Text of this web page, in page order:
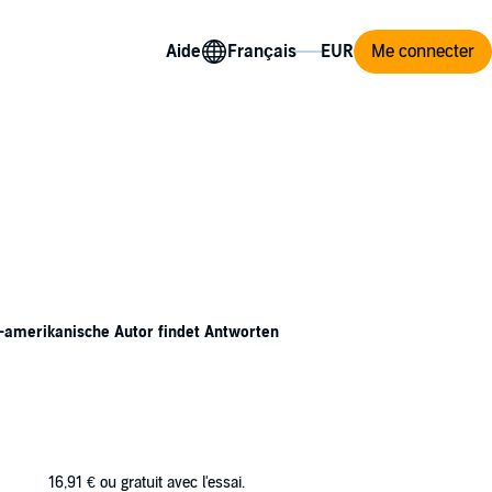
Aide Me connecter
amerikanische Autor findet Antworten
ist, schreibt er einen Brief. Diesmal
Dialog. Was zunächst eine
16,91 € ou gratuit avec l'essai.